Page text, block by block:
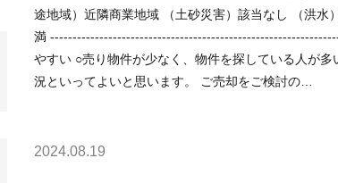
途地域）近隣商業地域 （土砂災害）該当なし （洪
満 ----------------------------------------------------------------------------- 現在の不動産市況については、 ○住宅ローンが低金利で不動産を買い
やすい ○売り物件が少なく、物件を探している人が多い などの状況ですので、 「不動産売却のやり方によっては高く売却しやすい
況といってよいと思います。 ご売却をご検討の…
2024.08.19